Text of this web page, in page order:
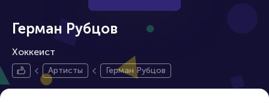
Герман Рубцов
Хоккеист
Артисты Герман Рубцов